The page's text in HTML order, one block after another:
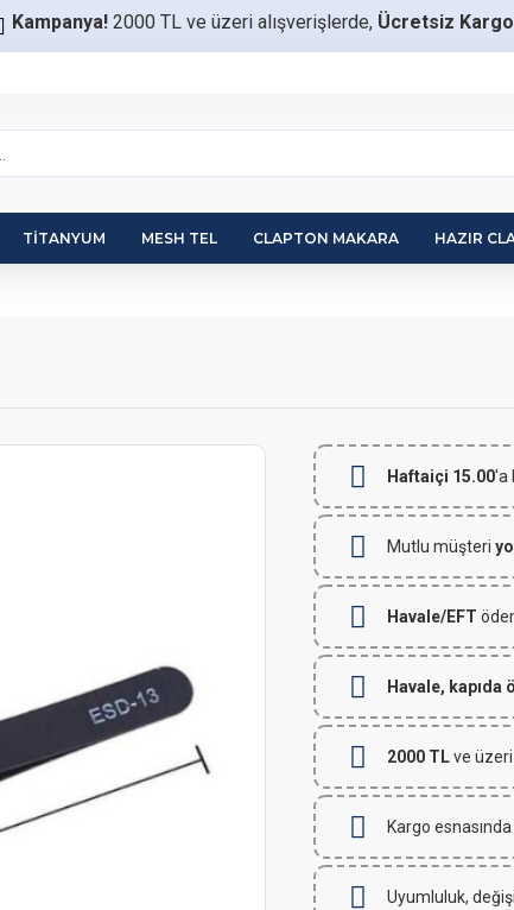
Kampanya! 2000 TL ve üzeri alışverişlerde, Ücretsiz
TITANYUM MESH TEL CLAPTON MAKARA HAZIR
Haftaiçi 15.00'a
Mutlu müşteri
Havale/EFT
Havale, kapıda
2000 TLve
Kargo
Uyumluluk,